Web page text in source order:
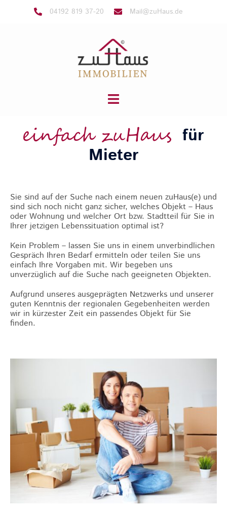
04192 819 37-20 Mail@zuHaus.de
für
Mieter
Sie sind auf der Suche nach einem neuen zuHaus(e) und
sind sich noch nicht ganz sicher, welches Objekt – Haus
oder Wohnung und welcher Ort bzw. Stadtteil für Sie in
Ihrer jetzigen Lebenssituation optimal ist?
Kein Problem – lassen Sie uns in einem unverbindlichen
Gespräch Ihren Bedarf ermitteln oder teilen Sie uns
einfach Ihre Vorgaben mit. Wir begeben uns
unverzüglich auf die Suche nach geeigneten Objekten.
Aufgrund unseres ausgeprägten Netzwerks und unserer
guten Kenntnis der regionalen Gegebenheiten werden
wir in kürzester Zeit ein passendes Objekt für Sie
finden.